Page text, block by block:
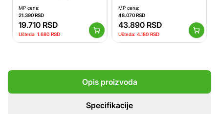
65l
MP cena:
21.390RSD
19.710 RSD
Ušteda: 1.680 RSD
MP cena:
48.070RSD
43.890 RSD
Ušteda: 4.180 RSD
Opis proizvoda
Specifikacije